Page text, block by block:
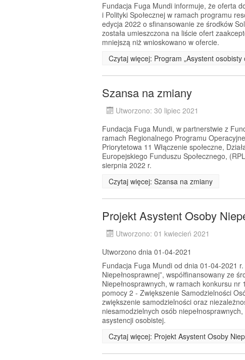
Fundacja Fuga Mundi informuje, że oferta
i Polityki Społecznej w ramach programu
edycja 2022 o sfinansowanie ze środków
została umieszczona na liście ofert
mniejszą niż wnioskowano w ofercie.
Czytaj więcej: Program „Asystent
Szansa na zmiany
Utworzono: 30 lipiec 2021
Fundacja Fuga Mundi, w partnerstwie z
ramach Regionalnego Programu
Priorytetowa 11 Włączenie społeczne,
Europejskiego Funduszu Społecznego,
sierpnia 2022 r.
Czytaj więcej: Szansa na zmiany
Projekt Asystent Osoby
Utworzono: 01 kwiecień 2021
Utworzono dnia 01-04-2021
Fundacja Fuga Mundi od dnia 01-04-2021
Niepełnosprawnej”, współfinansowany ze
Niepełnosprawnych, w ramach konkursu
pomocy 2 - Zwiększenie Samodzielności
zwiększenie samodzielności oraz
niesamodzielnych osób
asystencji osobistej.
Czytaj więcej: Projekt Asystent Osoby